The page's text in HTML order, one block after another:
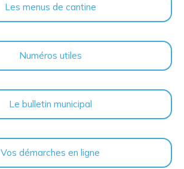
Les menus de cantine
Numéros utiles
Le bulletin municipal
Vos démarches en ligne